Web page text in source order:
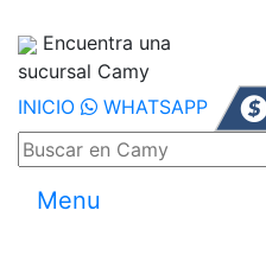
Encuentra una
sucursal Camy
INICIO
WHATSAPP
Menu